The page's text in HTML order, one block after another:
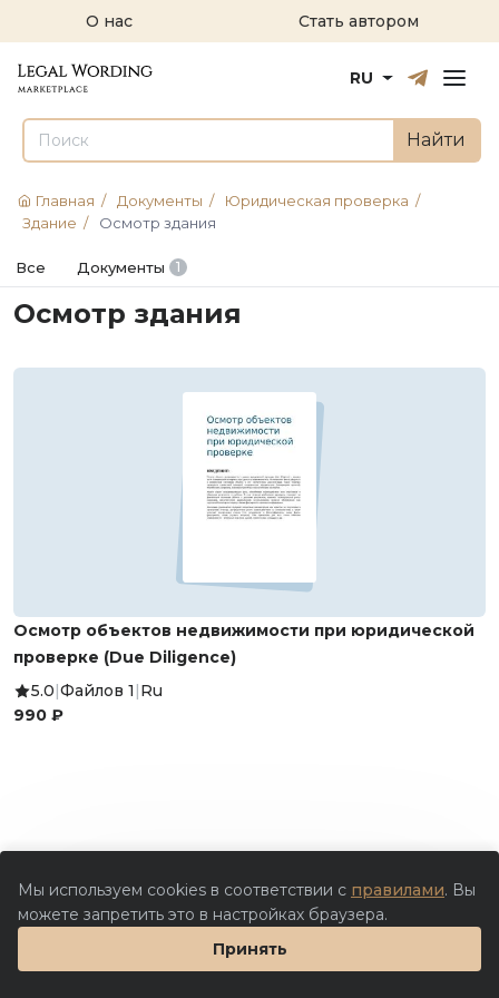
О нас Стать автором
РусскийEnglish
RU
Найти
Главная / Документы / Юридическая проверка /
Здание / Осмотр здания
Все Документы 1
Осмотр здания
Осмотр объектов недвижимости при юридической
проверке (Due Diligence)
5.0|Файлов 1 |Ru
990 ₽
Мы используем cookies в соответствии с правилами. Вы
можете запретить это в настройках браузера.
Принять